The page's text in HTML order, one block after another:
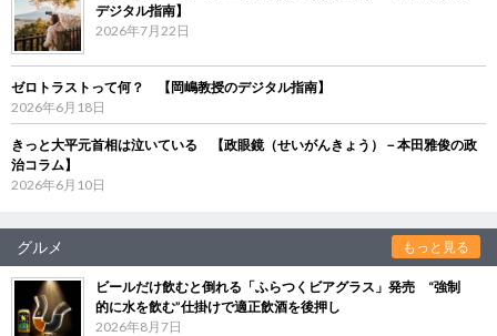
デジタル指南】
2026年7月22日
ゼロトラストって何？ 【岡嶋教授のデジタル指南】
2026年6月18日
きっと大平元首相は泣いている 【政眼鏡（せいがんきょう）－本田雅俊の政
治コラム】
2026年6月10日
グルメ もっと見る
ビールだけ飲むと倒れる「ふらつくビアグラス」発売 “強制
的に水を飲む”仕掛けで適正飲酒を後押し
2026年8月7日